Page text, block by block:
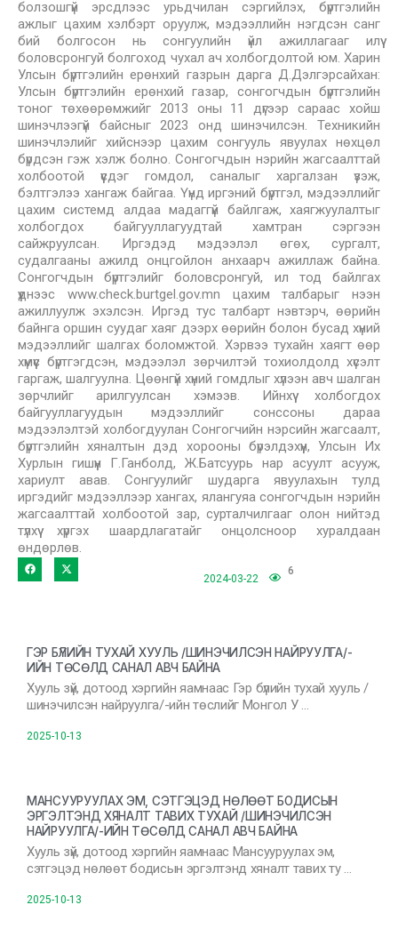
болзошгүй эрсдлээс урьдчилан сэргийлэх, бүртгэлийн
ажлыг цахим хэлбэрт оруулж, мэдээллийн нэгдсэн санг
бий болгосон нь сонгуулийн үйл ажиллагааг илүү
боловсронгуй болгоход чухал ач холбогдолтой юм. Харин
Улсын бүртгэлийн ерөнхий газрын дарга Д.Дэлгэрсайхан:
Улсын бүртгэлийн ерөнхий газар, сонгогчдын бүртгэлийн
тоног төхөөрөмжийг 2013 оны 11 дүгээр сараас хойш
шинэчлээгүй байсныг 2023 онд шинэчилсэн. Техникийн
шинэчлэлийг хийснээр цахим сонгууль явуулах нөхцөл
бүрдсэн гэж хэлж болно. Сонгогчдын нэрийн жагсаалттай
холбоотой үүсдэг гомдол, саналыг харгалзан үзэж,
бэлтгэлээ хангаж байгаа. Үүнд иргэний бүртгэл, мэдээллийг
цахим системд алдаа мадаггүй байлгаж, хаягжуулалтыг
холбогдох байгууллагуудтай хамтран сэргээн
сайжруулсан. Иргэдэд мэдээлэл өгөх, сургалт,
судалгааны ажилд онцгойлон анхаарч ажиллаж байна.
Сонгогчдын бүртгэлийг боловсронгуй, ил тод байлгах
үүднээс www.check.burtgel.gov.mn цахим талбарыг нээн
ажиллуулж эхэлсэн. Иргэд тус талбарт нэвтэрч, өөрийн
байнга оршин суудаг хаяг дээрх өөрийн болон бусад хүний
мэдээллийг шалгах боломжтой. Хэрвээ тухайн хаягт өөр
хүмүүс бүртгэгдсэн, мэдээлэл зөрчилтэй тохиолдолд хүсэлт
гаргаж, шалгуулна. Цөөнгүй хүний гомдлыг хүлээн авч шалган
зөрчлийг арилгуулсан хэмээв. Ийнхүү холбогдох
байгууллагуудын мэдээллийг сонссоны дараа
мэдээлэлтэй холбогдуулан Сонгогчийн нэрсийн жагсаалт,
бүртгэлийн хяналтын дэд хорооны бүрэлдэхүүн, Улсын Их
Хурлын гишүүн Г.Ганболд, Ж.Батсуурь нар асуулт асууж,
хариулт авав. Сонгуулийг шударга явуулахын тулд
иргэдийг мэдээллээр хангах, ялангуяа сонгогчдын нэрийн
жагсаалттай холбоотой зар, сурталчилгааг олон нийтэд
түлхүү хүргэх шаардлагатайг онцолсноор хуралдаан
өндөрлөв.
2024-03-22
6
ГЭР БҮЛИЙН ТУХАЙ ХУУЛЬ /ШИНЭЧИЛСЭН НАЙРУУЛГА/-
ИЙН ТӨСӨЛД САНАЛ АВЧ БАЙНА
Хууль зүй, дотоод хэргийн яамнаас Гэр бүлийн тухай хууль /
шинэчилсэн найруулга/-ийн төслийг Монгол У …
2025-10-13
МАНСУУРУУЛАХ ЭМ, СЭТГЭЦЭД НӨЛӨӨТ БОДИСЫН
ЭРГЭЛТЭНД ХЯНАЛТ ТАВИХ ТУХАЙ /ШИНЭЧИЛСЭН
НАЙРУУЛГА/-ИЙН ТӨСӨЛД САНАЛ АВЧ БАЙНА
Хууль зүй, дотоод хэргийн яамнаас Мансууруулах эм,
сэтгэцэд нөлөөт бодисын эргэлтэнд хяналт тавих ту …
2025-10-13